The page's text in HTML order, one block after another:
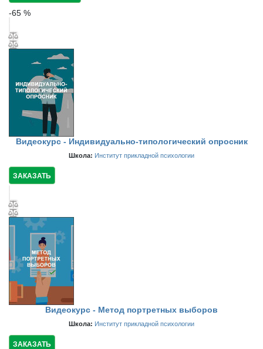
-65 %
Видеокурс - Индивидуально-типологический опросник
Школа: Институт прикладной психологии
ЗАКАЗАТЬ
Видеокурс - Метод портретных выборов
Школа: Институт прикладной психологии
ЗАКАЗАТЬ